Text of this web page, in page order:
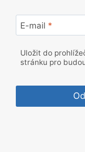
E-mail *
Uložit do
stránku pro